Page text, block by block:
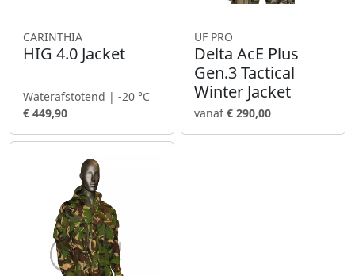
CARINTHIA
HIG 4.0 Jacket
Waterafstotend | -20 °C
€ 449,90
UF PRO
Delta AcE Plus
Gen.3 Tactical
Winter Jacket
vanaf€ 290,00